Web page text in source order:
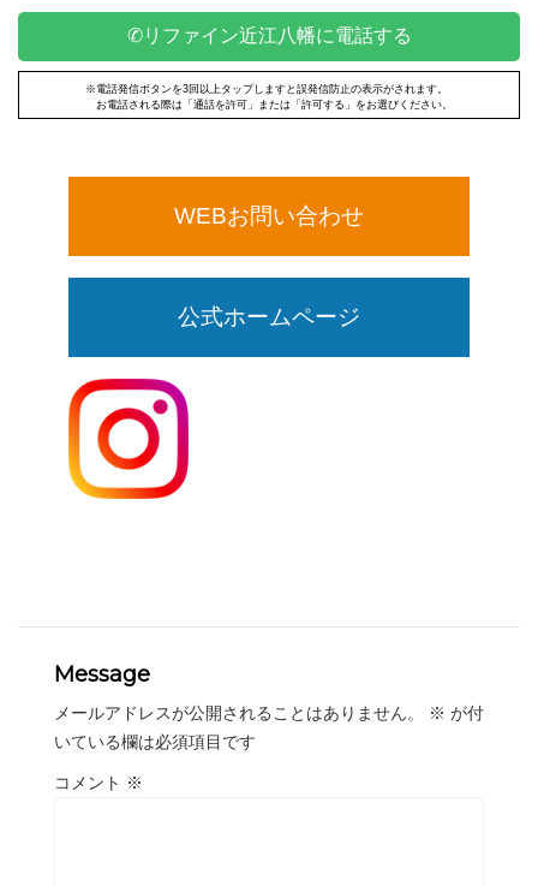
✆リファイン近江八幡に電話する
※電話発信ボタンを3回以上タップしますと誤発信防止の表示がされます。
お電話される際は「通話を許可」または「許可する」をお選びください。
WEBお問い合わせ
公式ホームページ
Message
メールアドレスが公開されることはありません。 ※ が付
いている欄は必須項目です
コメント ※